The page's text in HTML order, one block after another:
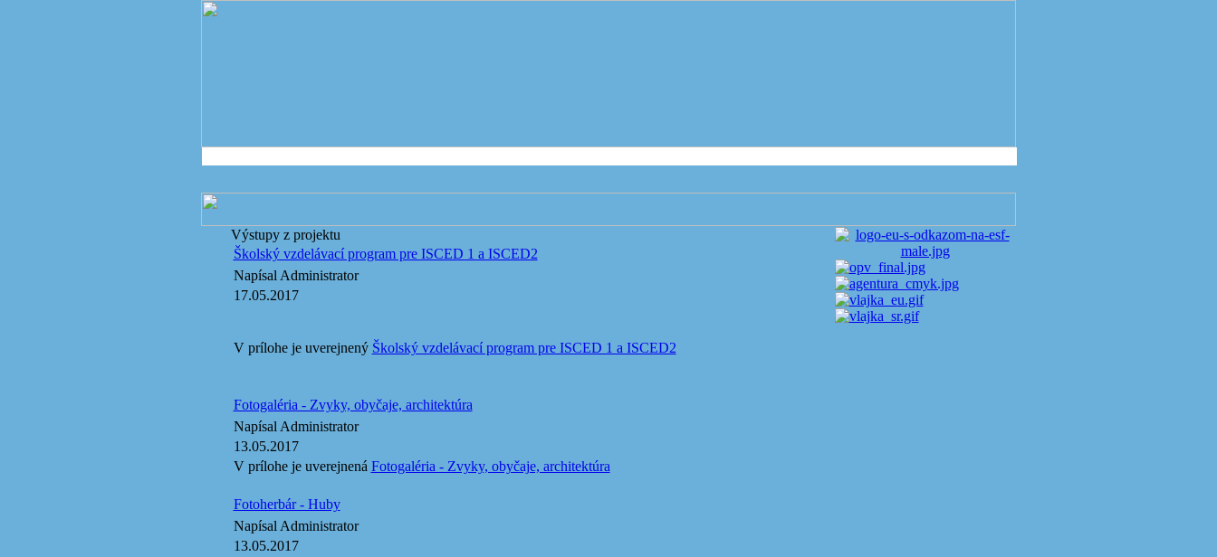
Výstupy z projektu
Školský vzdelávací program pre ISCED 1 a ISCED2
Napísal Administrator
17.05.2017
V prílohe je uverejnený Školský vzdelávací program pre ISCED 1 a ISCED2
Fotogaléria - Zvyky, obyčaje, architektúra
Napísal Administrator
13.05.2017
V prílohe je uverejnená Fotogaléria - Zvyky, obyčaje, architektúra
Fotoherbár - Huby
Napísal Administrator
13.05.2017